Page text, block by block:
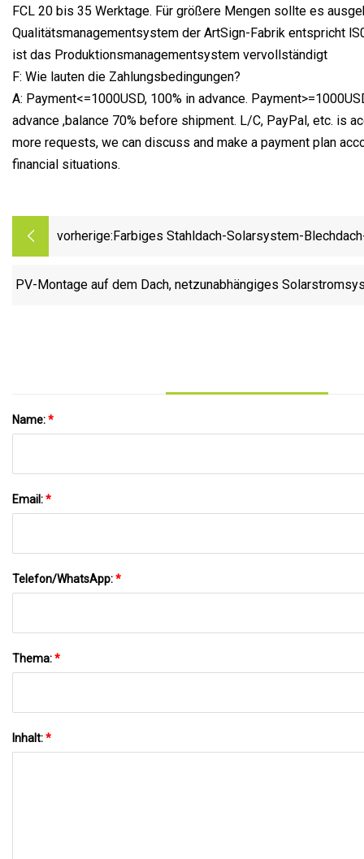
FCL 20 bis 35 Werktage. Für größere Mengen sollte es
Qualitätsmanagementsystem der ArtSign-Fabrik entspricht
ist das Produktionsmanagementsystem vervollständigt
F: Wie lauten die Zahlungsbedingungen?
A: Payment<=1000USD, 100% in advance.
advance ,balance 70% before shipment. L/C, PayPal, etc. is
more requests, we can discuss and make a payment plan
financial situations.
vorherige: Farbiges Stahldach-Solarsystem-
PV-Montage auf dem Dach, netzunabhängiges
Name:*
Email:*
Telefon/WhatsApp:*
Thema:*
Inhalt:*